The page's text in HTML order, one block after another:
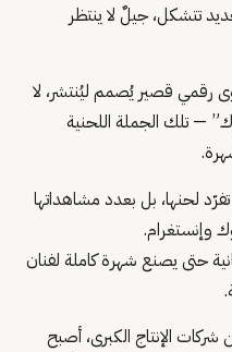
تتشكل، جيلٌ لا ينتظر
رقمي قصير يُصمم ليُنتشر، لا
— تلك الجملة اللحنية
لحنها، بل بعدد مشاهداتها
وإنستغرام.
اليوم أن ينتشر مقطع من 20 ثانية حتى يصنع شهرة كاملة لفنان
شركات الإنتاج الكبرى، أصبح